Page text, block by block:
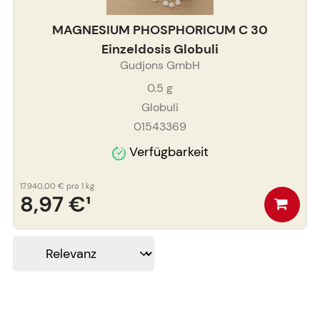
MAGNESIUM PHOSPHORICUM C 30
Einzeldosis Globuli
Gudjons GmbH
0.5 g
Globuli
01543369
Verfügbarkeit
8,97 €¹
17.940,00 € pro 1 kg